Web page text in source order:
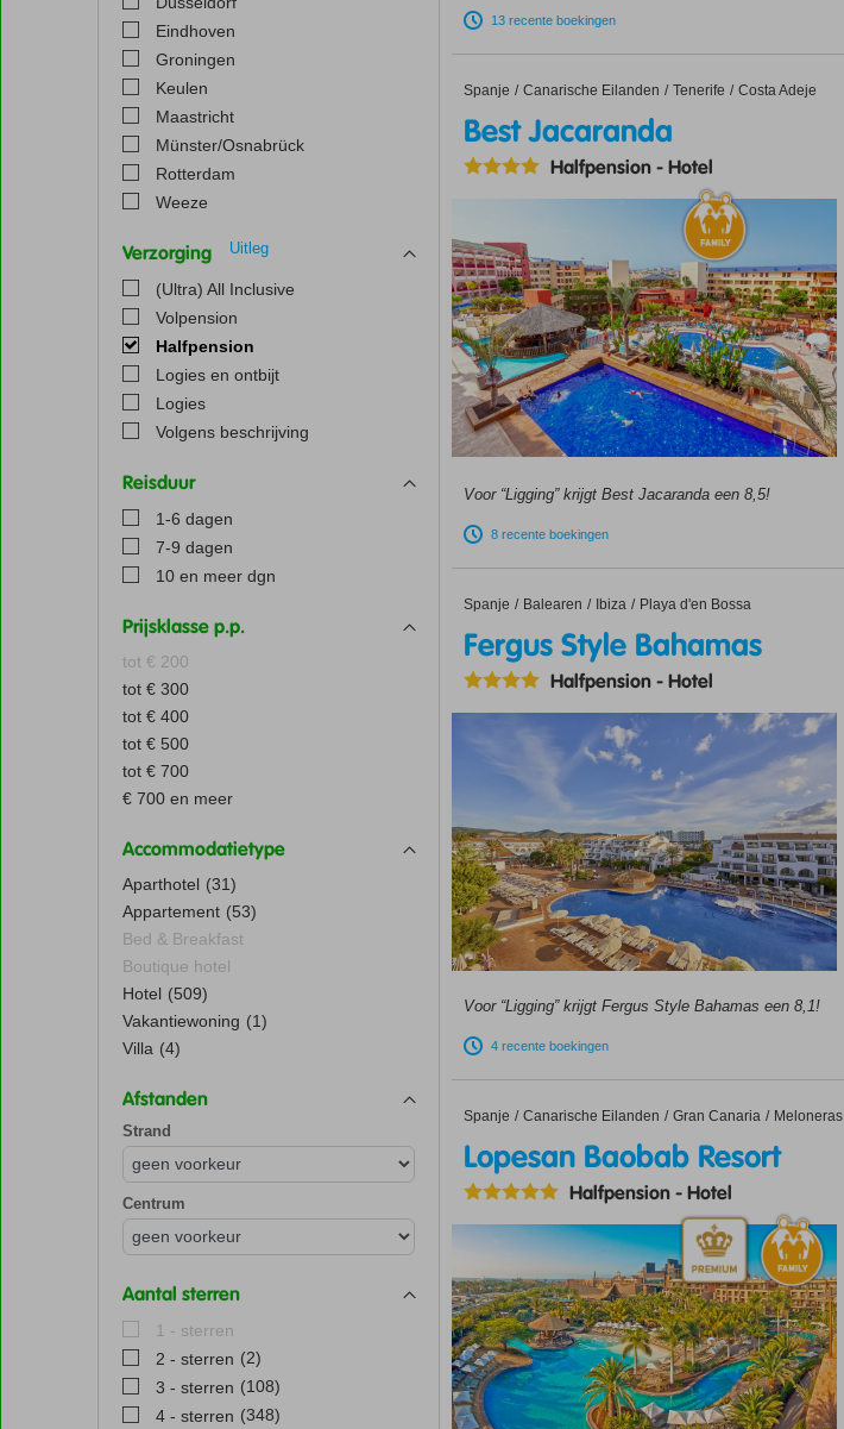
Eindhoven
Groningen
Keulen
Maastricht
Münster/Osnabrück
Rotterdam
Weeze
Verzorging Uitleg
(Ultra) All Inclusive
Volpension
Halfpension
Logies en ontbijt
Logies
Volgens beschrijving
Reisduur
1-6 dagen
7-9 dagen
10 en meer dgn
Prijsklasse p.p.
tot € 200
tot € 300
tot € 400
tot € 500
tot € 700
€ 700 en meer
Accommodatietype
Aparthotel (31)
Appartement (53)
Bed & Breakfast
Boutique hotel
Hotel (509)
Vakantiewoning (1)
Villa (4)
Afstanden
Strand
Centrum
Aantal sterren
1 - sterren
2 - sterren (2)
3 - sterren (108)
4 - sterren (348)
13 recente boekingen
Home
Spanje Canarische Eilanden Tenerife Costa Adeje
Best Jacaranda
Best Jacaranda
Halfpension-Hotel
Voor “Ligging” krijgt Best Jacaranda een 8,5!
8 recente boekingen
Home
Spanje Balearen Ibiza Playa d'en Bossa
Fergus Style Bahamas
Fergus Style Bahamas
Halfpension-Hotel
Voor “Ligging” krijgt Fergus Style Bahamas een 8,1!
4 recente boekingen
Home
Spanje Canarische Eilanden Gran Canaria Meloneras
Lopesan Baobab Resort
Lopesan Baobab Resort
Halfpension-Hotel